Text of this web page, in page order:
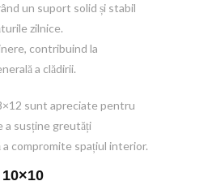
un suport solid și stabil
zilnice.
contribuind la
a clădirii.
sunt apreciate pentru
a susține greutăți
a compromite spațiul interior.